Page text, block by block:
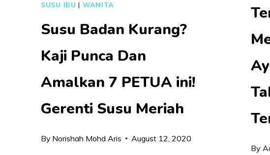
SUSU IBU | WANITA
Susu Badan Kurang?
Kaji Punca Dan
Amalkan 7 PETUA ini!
Gerenti Susu Meriah
By Norishah Mohd Aris August 12, 2020
By